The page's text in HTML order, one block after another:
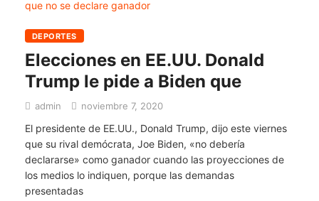
DEPORTES
Elecciones en EE.UU. Donald
Trump le pide a Biden que
admin noviembre 7, 2020
El presidente de EE.UU., Donald Trump, dijo este viernes
que su rival demócrata, Joe Biden, «no debería
declararse» como ganador cuando las proyecciones de
los medios lo indiquen, porque las demandas
presentadas